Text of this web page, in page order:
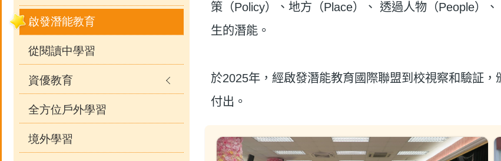
策（Policy）、地方（Place）、 透過人物（People）、
生的潛能。
於2025年，經啟發潛能教育國際聯盟到校視察和驗証
付出。
啟發潛能教育
從閱讀中學習
資優教育
全方位戶外學習
境外學習